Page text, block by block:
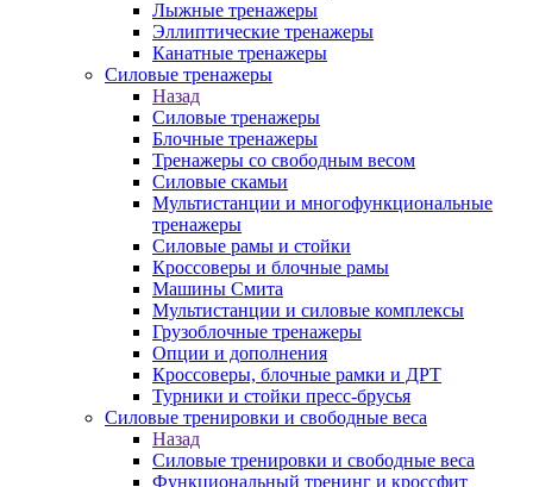
Лыжные тренажеры
Эллиптические тренажеры
Канатные тренажеры
Силовые тренажеры
Назад
Силовые тренажеры
Блочные тренажеры
Тренажеры со свободным весом
Силовые скамьи
Мультистанции и многофункциональные
тренажеры
Силовые рамы и стойки
Кроссоверы и блочные рамы
Машины Смита
Мультистанции и силовые комплексы
Грузоблочные тренажеры
Опции и дополнения
Кроссоверы, блочные рамки и ДРТ
Турники и стойки пресс-брусья
Силовые тренировки и свободные веса
Назад
Силовые тренировки и свободные веса
Функциональный тренинг и кроссфит